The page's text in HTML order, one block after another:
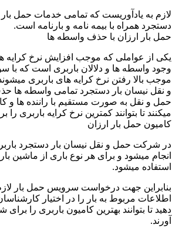
لازم به یادآوریست که تمامی خدمات حمل بار
دستجرد همراه با بیمه نامه و بارنامه است.
حمل بار ارزان با حذف واسطه ها
یکی از عواملی که موجب افزایش نرخ کرایه
وجود واسطه ها و دلالان باربری است که با
موجب بالا رفتن نرخ کرایه های باربری
و نقل نیسان بار دستجرد تمامی واسطه ها
حمل و نقل به صورت مستقیم با راننده ها و
میکنند تا بتوانند کمترین نرخ کرایه باربری را
کامیون حمل بار ارزان
در شرکت حمل و نقل نیسان بار دستجرد
انجام میشود و برای هر نوع باری از ماشین
استفاده میشود.
بنابراین جهت درخواست سرویس حمل بار
اطلاعات مربوط به بار را در اختیار
دهید تا بتوانند بهترین کامیون باربری را
آورند.